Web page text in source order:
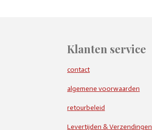
Klanten service
contact
algemene voorwaarden
retourbeleid
Levertijden & Verzendingen